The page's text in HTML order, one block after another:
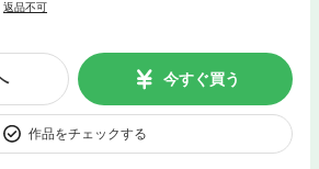
返品不可
今すぐ買う
作品をチェックする